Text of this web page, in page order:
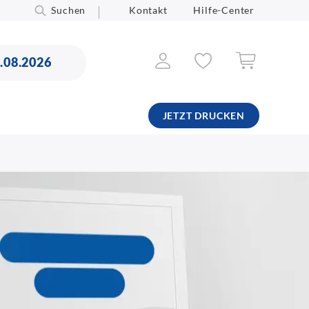
Suchen Kontakt Hilfe-Center
JETZT DRUCKEN